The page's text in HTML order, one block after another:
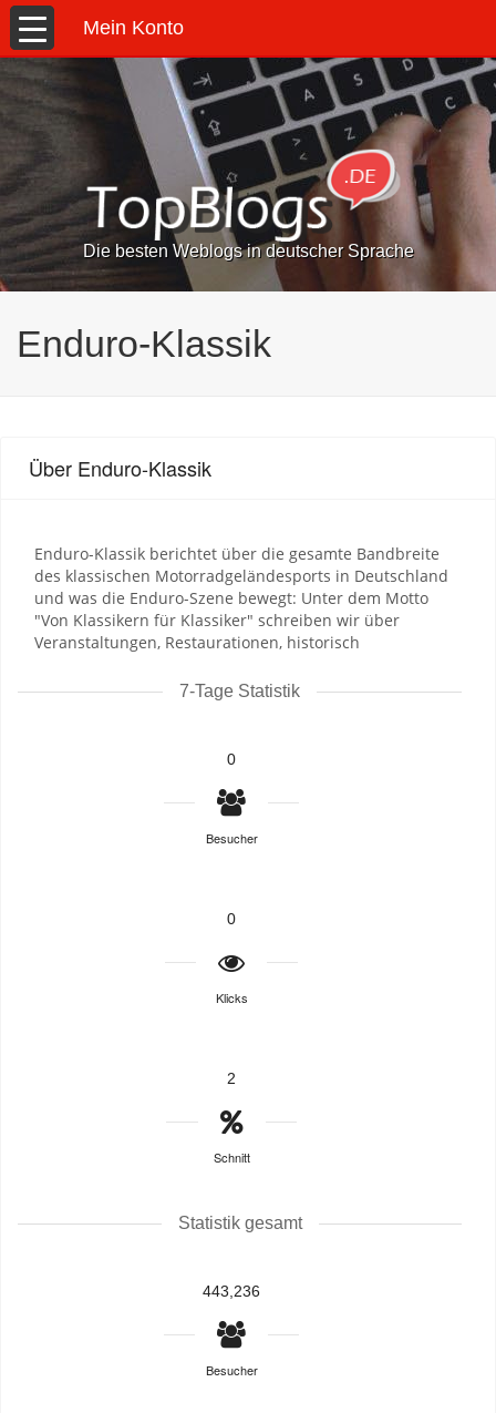
Mein Konto
Die besten Weblogs in deutscher Sprache
Enduro-Klassik
Über Enduro-Klassik
Enduro-Klassik berichtet über die gesamte Bandbreite
des klassischen Motorradgeländesports in Deutschland
und was die Enduro-Szene bewegt: Unter dem Motto
"Von Klassikern für Klassiker" schreiben wir über
Veranstaltungen, Restaurationen, historisch
7-Tage Statistik
0
Besucher
0
Klicks
2
Schnitt
Statistik gesamt
443,236
Besucher